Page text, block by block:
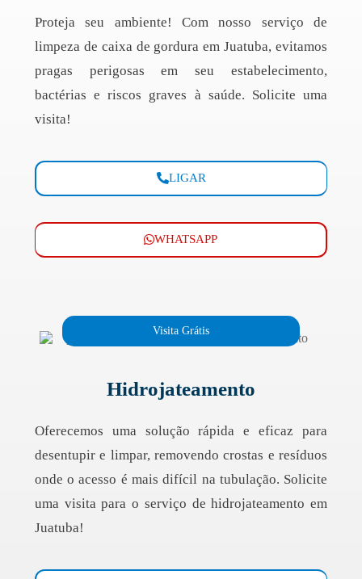
Proteja seu ambiente! Com nosso serviço de
limpeza de caixa de gordura em Juatuba, evitamos
pragas perigosas em seu estabelecimento,
bactérias e riscos graves à saúde. Solicite uma
visita!
LIGAR
WHATSAPP
Visita Grátis
Hidrojateamento
Oferecemos uma solução rápida e eficaz para
desentupir e limpar, removendo crostas e resíduos
onde o acesso é mais difícil na tubulação. Solicite
uma visita para o serviço de hidrojateamento em
Juatuba!